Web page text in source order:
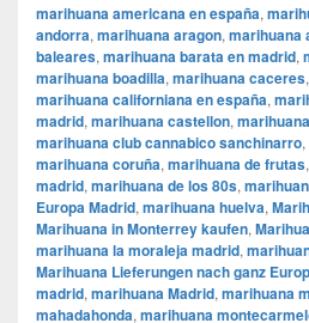
marihuana americana en españa,
andorra, marihuana aragon, marihuana
baleares, marihuana barata en madrid,
marihuana boadilla, marihuana caceres,
marihuana californiana en españa,
madrid, marihuana castellon,
marihuana club cannabico sanchinarro,
marihuana coruña, marihuana de frutas,
madrid, marihuana de los 80s,
Europa Madrid, marihuana huelva,
Marihuana in Monterrey kaufen,
marihuana la moraleja madrid,
Marihuana Lieferungen nach ganz
madrid, marihuana Madrid, marihuana
mahadahonda, marihuana